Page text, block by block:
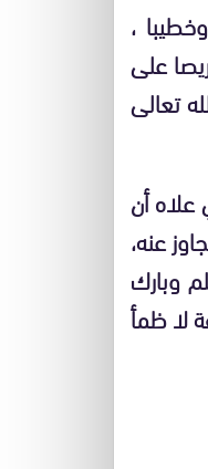
،
على
تعالى
أن
عنه،
وبارك
لا ظمأ